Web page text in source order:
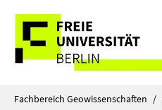
direkt
Inhalt
Service-
Navigation
Fachbereich Geowissenschaften /